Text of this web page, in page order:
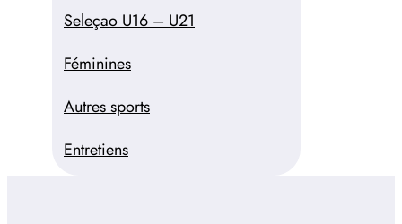
Seleçao U16 – U21
Féminines
Autres sports
Entretiens